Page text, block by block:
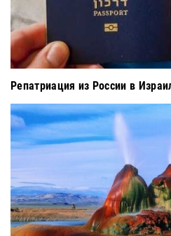
Репатриация из России в